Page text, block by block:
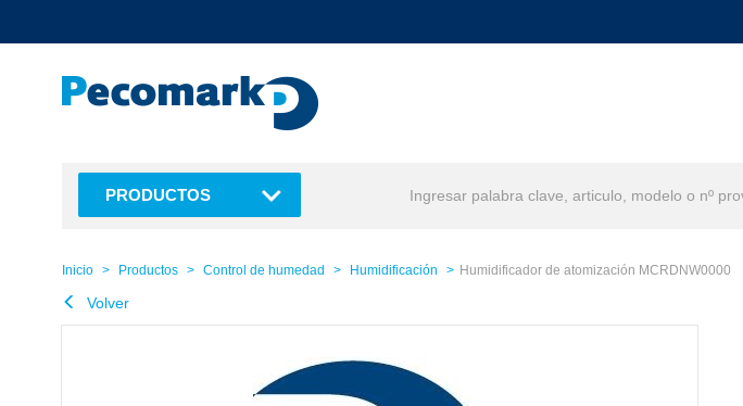
PRODUCTOS
Inicio Productos Control de humedad Humidificación Humidificador de atomización MCRDNW0000
Volver